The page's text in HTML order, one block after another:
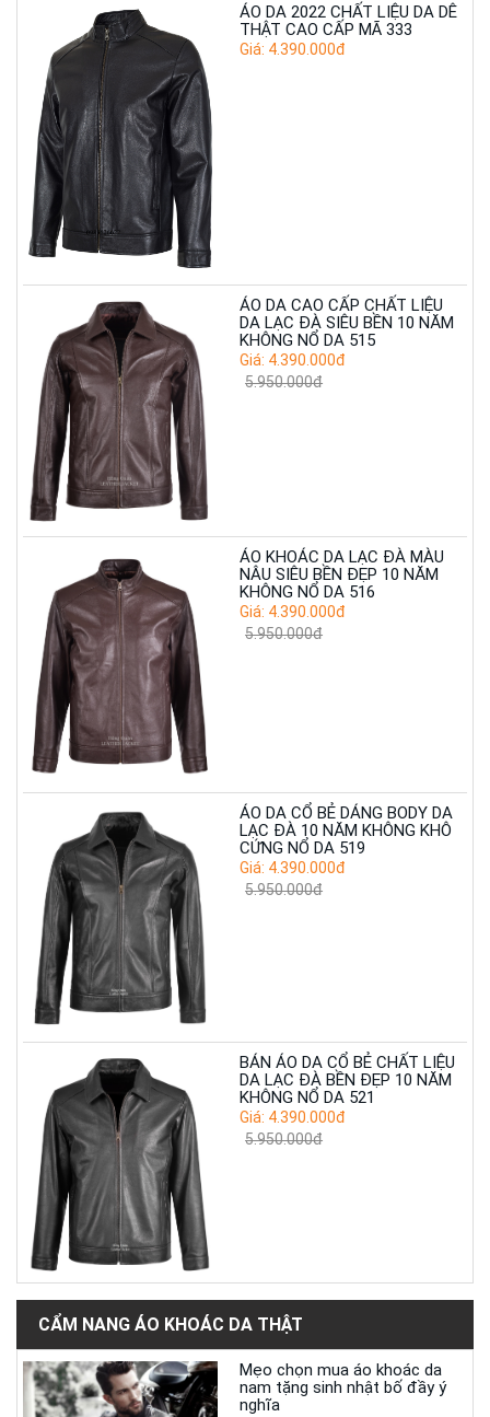
ÁO DA 2022 CHẤT LIỆU DA DÊ
THẬT CAO CẤP MÃ 333
Giá: 4.390.000đ
ÁO DA CAO CẤP CHẤT LIỆU
DA LẠC ĐÀ SIÊU BỀN 10 NĂM
KHÔNG NỔ DA 515
Giá: 4.390.000đ
5.950.000đ
ÁO KHOÁC DA LẠC ĐÀ MÀU
NÂU SIÊU BỀN ĐẸP 10 NĂM
KHÔNG NỔ DA 516
Giá: 4.390.000đ
5.950.000đ
ÁO DA CỔ BẺ DÁNG BODY DA
LẠC ĐÀ 10 NĂM KHÔNG KHÔ
CỨNG NỔ DA 519
Giá: 4.390.000đ
5.950.000đ
BÁN ÁO DA CỔ BẺ CHẤT LIỆU
DA LẠC ĐÀ BỀN ĐẸP 10 NĂM
KHÔNG NỔ DA 521
Giá: 4.390.000đ
5.950.000đ
CẨM NANG ÁO KHOÁC DA THẬT
Mẹo chọn mua áo khoác da
nam tặng sinh nhật bố đầy ý
nghĩa